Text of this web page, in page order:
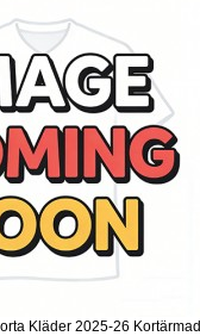
Kläder 2025-26 Kortärmad